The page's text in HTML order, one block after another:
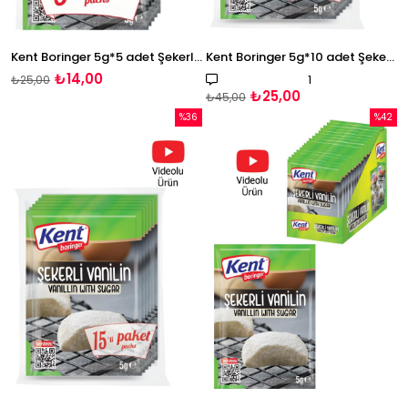
Kent Boringer 5g*5 adet Şekerli Vanilin
₺14,00
₺25,00
Kent Boringer 5g*10 adet Şekerli Vanilin
1
₺25,00
₺45,00
%36
%36İndirim
%42
İndirim